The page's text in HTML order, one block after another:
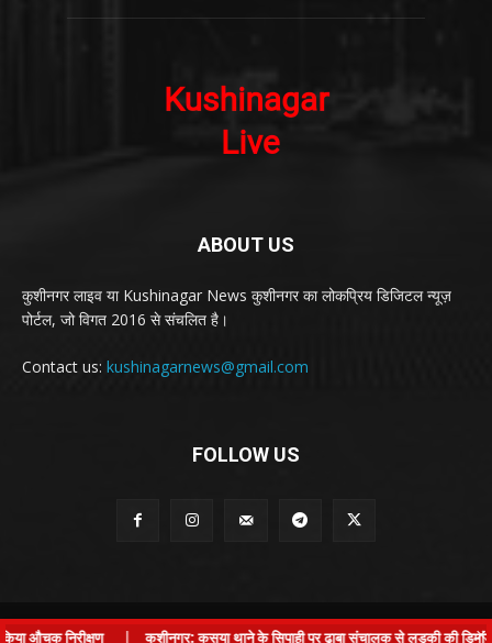
ABOUT US
कुशीनगर लाइव या Kushinagar News कुशीनगर का लोकप्रिय डिजिटल न्यूज़
पोर्टल, जो विगत 2016 से संचलित है।
Contact us: kushinagarnews@gmail.com
FOLLOW US
© Kushinagar Live - 2022 ×
निरीक्षण | कुशीनगर: कसया थाने के सिपाही पर ढाबा संचालक से लड़की की डिमांड और